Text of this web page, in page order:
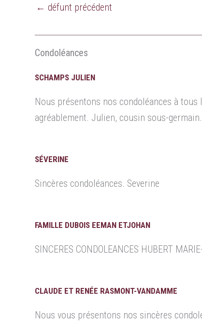
← défunt précédent
Condoléances
SCHAMPS JULIEN
Nous présentons nos condoléances à
agréablement. Julien, cousin sous-germain.
SÉVERINE
Sincères condoléances. Severine
FAMILLE DUBOIS EEMAN ETJOHAN
SINCERES CONDOLEANCES HUBERT
CLAUDE ET RENÉE RASMONT-VANDAMME
Nous vous présentons nos sincères